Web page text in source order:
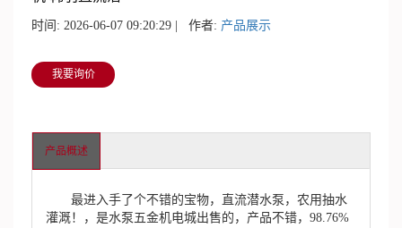
时间: 2026-06-07 09:20:29 | 作者: 产品展示
我要询价
产品概述
最进入手了个不错的宝物，直流潜水泵，农用抽水
灌溉！，是水泵五金机电城出售的，产品不错，98.76%